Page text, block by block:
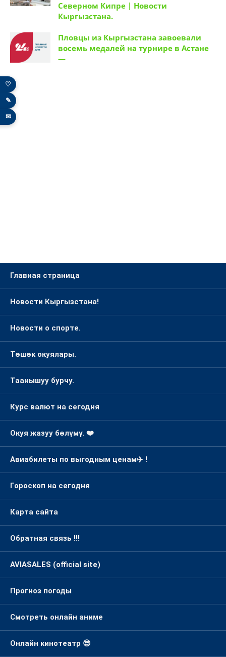
Северном Кипре | Новости
Кыргызстана.
Пловцы из Кыргызстана завоевали
восемь медалей на турнире в Астане
—
Главная страница
Новости Кыргызстана!
Новости о спорте.
Төшөк окуялары.
Таанышуу бурчу.
Курс валют на сегодня
Окуя жазуу бөлүмү. ❤️
Авиабилеты по выгодным ценам✈️ !
Гороскоп на сегодня
Карта сайта
Обратная связь !!!
AVIASALES (official site)
Прогноз погоды
Смотреть онлайн аниме
Онлайн кинотеатр 😎
♡
✎
✉